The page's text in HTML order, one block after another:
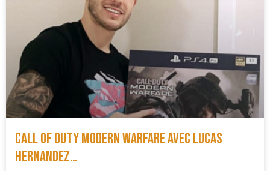
Call of duty Modern warfare avec Lucas
Hernandez…